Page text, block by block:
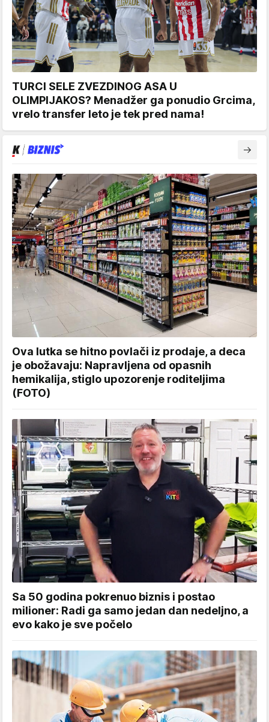
TURCI SELE ZVEZDINOG ASA U
OLIMPIJAKOS? Menadžer ga ponudio Grcima,
vrelo transfer leto je tek pred nama!
Ova lutka se hitno povlači iz prodaje, a deca
je obožavaju: Napravljena od opasnih
hemikalija, stiglo upozorenje roditeljima
(FOTO)
Sa 50 godina pokrenuo biznis i postao
milioner: Radi ga samo jedan dan nedeljno, a
evo kako je sve počelo